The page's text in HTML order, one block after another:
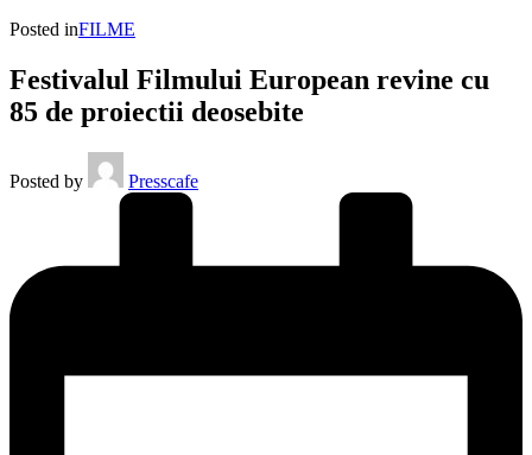
Posted inFILME
Festivalul Filmului European revine cu
85 de proiectii deosebite
Posted by Presscafe